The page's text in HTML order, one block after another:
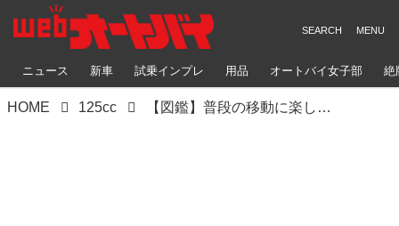
ニュース 新車 試乗インプレ 用品 オートバイ女子部 絶
HOME 125cc 【図鑑】普段の移動に楽しさを！ヤマハの原付二種スクーター『シグナスX（2019）』の足つき・ライディングポジションや各部装備はどうだった？【チョイフル！ バイク選びの参考書／YAMAHA CYGNUS X（2019）】